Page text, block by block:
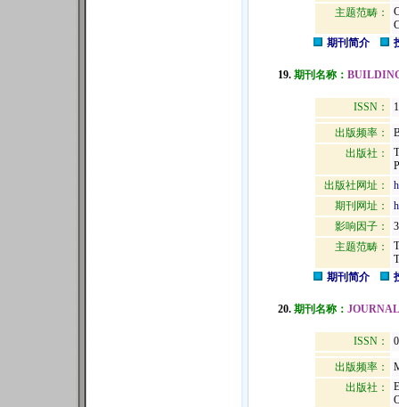
主题范畴：
期刊简介
19. 期刊名称：
ISSN：
出版频率：
出版社：
出版社网址：
期刊网址：
影响因子：
主题范畴：
期刊简介
20. 期刊名称：
ISSN：
出版频率：
出版社：